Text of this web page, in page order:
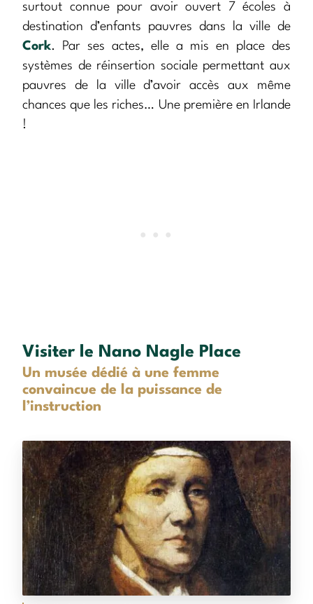
surtout connue pour avoir ouvert 7 écoles à
destination d’enfants pauvres dans la ville de
Cork. Par ses actes, elle a mis en place des
systèmes de réinsertion sociale permettant aux
pauvres de la ville d’avoir accès aux même
chances que les riches… Une première en Irlande
!
Visiter le Nano Nagle Place
Un musée dédié à une femme
convaincue de la puissance de
l’instruction